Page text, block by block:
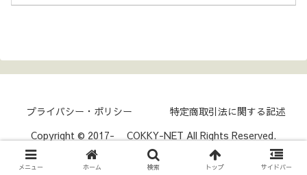
プライバシー・ポリシー
特定商取引法に関する記述
Copyright © 2017- COKKY-NET All Rights Reserved.
メニュー ホーム 検索 トップ サイドバー